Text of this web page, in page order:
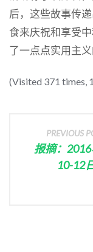
后，这些故事传
食来庆祝和享受
了一点点实用主义
(Visited 371 times,
PREVIOUS
报摘：
10-12